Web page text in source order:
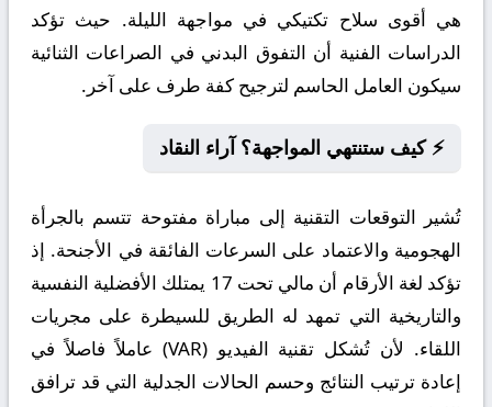
هي أقوى سلاح تكتيكي في مواجهة الليلة. حيث تؤكد
الدراسات الفنية أن التفوق البدني في الصراعات الثنائية
سيكون العامل الحاسم لترجيح كفة طرف على آخر.
⚡ كيف ستنتهي المواجهة؟ آراء النقاد
تُشير التوقعات التقنية إلى مباراة مفتوحة تتسم بالجرأة
الهجومية والاعتماد على السرعات الفائقة في الأجنحة. إذ
تؤكد لغة الأرقام أن مالي تحت 17 يمتلك الأفضلية النفسية
والتاريخية التي تمهد له الطريق للسيطرة على مجريات
اللقاء. لأن تُشكل تقنية الفيديو (VAR) عاملاً فاصلاً في
إعادة ترتيب النتائج وحسم الحالات الجدلية التي قد ترافق